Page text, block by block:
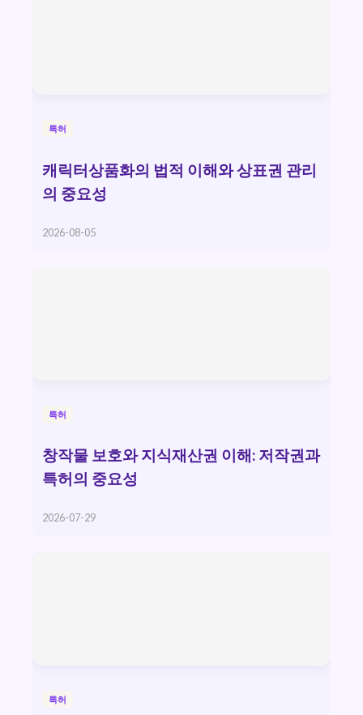
특허
캐릭터상품화의 법적 이해와 상표권 관리
의 중요성
2026-08-05
특허
창작물 보호와 지식재산권 이해: 저작권과
특허의 중요성
2026-07-29
특허